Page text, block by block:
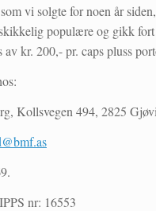
vi solgte for noen år
populære og gikk fort
av kr. 200,- pr. caps pluss
Kollsvegen 494, 2825
nr: 16553